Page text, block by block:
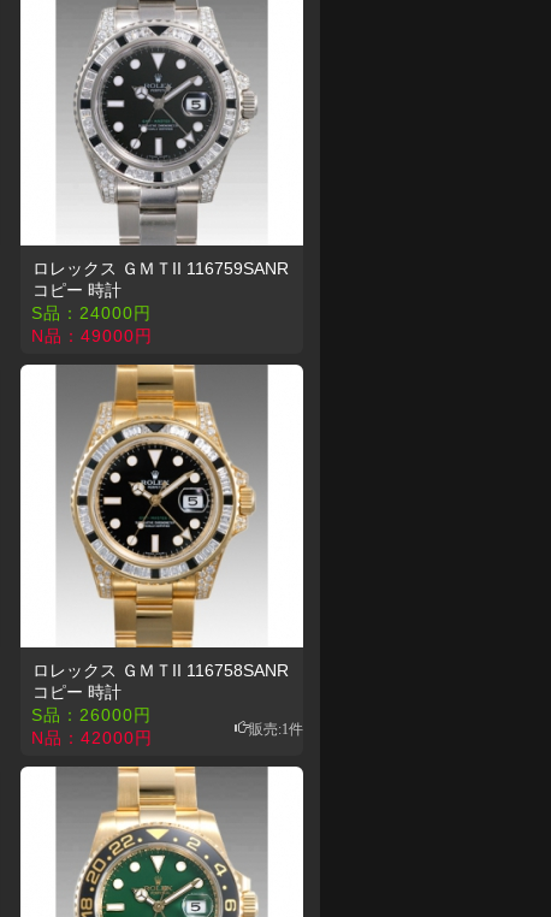
ロレックス ＧＭＴII 116759SANR
コピー 時計
S品： 24000円
N品： 49000円
ロレックス ＧＭＴII 116758SANR
コピー 時計
S品： 26000円
N品： 42000円
販売:1件